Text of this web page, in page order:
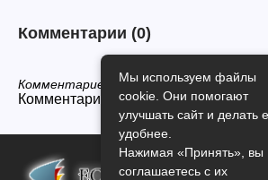
Комментарии (0)
Комментариев нет, будьте первым
Комментарии закрыты.
Мы используем файлы
cookie. Они помогают
улучшать сайт и делать
удобнее.
Нажимая «Принять», вы
соглашаетесь с их